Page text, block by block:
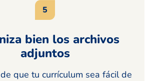
bien los archivos
adjuntos
que tu currículum sea fácil de